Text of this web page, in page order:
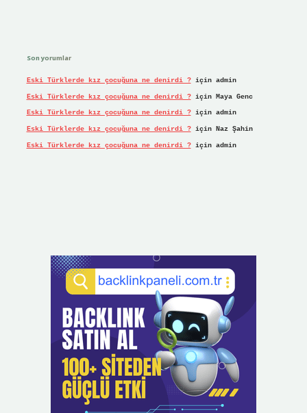
Son yorumlar
Eski Türklerde kız çocuğuna ne denirdi ?için admin
Eski Türklerde kız çocuğuna ne denirdi ?için Maya Genc
Eski Türklerde kız çocuğuna ne denirdi ?için admin
Eski Türklerde kız çocuğuna ne denirdi ?için Naz Şahin
Eski Türklerde kız çocuğuna ne denirdi ?için admin